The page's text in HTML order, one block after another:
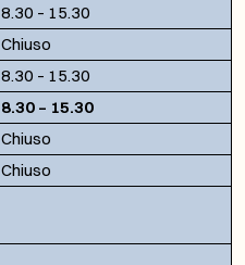
8.30 – 15.30
Chiuso
8.30 – 15.30
8.30 – 15.30
Chiuso
Chiuso